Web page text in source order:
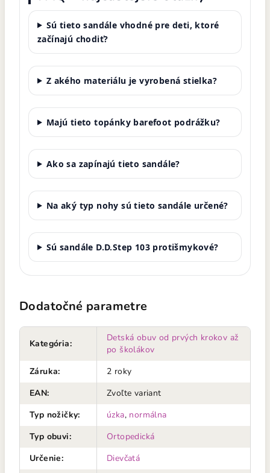
Sú tieto sandále vhodné pre deti, ktoré
začínajú chodiť?
Z akého materiálu je vyrobená stielka?
Majú tieto topánky barefoot podrážku?
Ako sa zapínajú tieto sandále?
Na aký typ nohy sú tieto sandále určené?
Sú sandále D.D.Step 103 protišmykové?
Dodatočné parametre
Kategória:
Detská obuv od prvých krokov až
po školákov
Záruka:
2 roky
EAN:
Zvoľte variant
Typ nožičky: úzka, normálna
Typ obuvi:
Ortopedická
Určenie: Dievčatá